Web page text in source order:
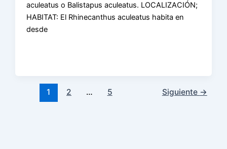
aculeatus o Balistapus aculeatus. LOCALIZACIÓN;
HABITAT: El Rhinecanthus aculeatus habita en
desde
1 2 … 5 Siguiente →